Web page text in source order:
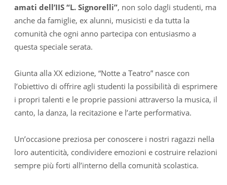
amati dell’IIS “L. Signorelli”, non solo dagli studenti, ma
anche da famiglie, ex alunni, musicisti e da tutta la
comunità che ogni anno partecipa con entusiasmo a
questa speciale serata.
Giunta alla XX edizione, “Notte a Teatro” nasce con
l’obiettivo di offrire agli studenti la possibilità di esprimere
i propri talenti e le proprie passioni attraverso la musica, il
canto, la danza, la recitazione e l’arte performativa.
Un’occasione preziosa per conoscere i nostri ragazzi nella
loro autenticità, condividere emozioni e costruire relazioni
sempre più forti all’interno della comunità scolastica.